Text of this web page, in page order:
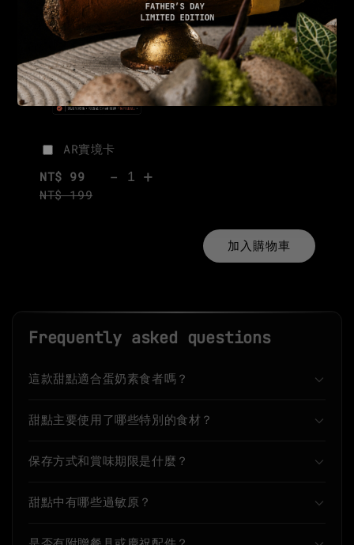
AR實境卡
NT$ 99
NT$ 199
- +
加入購物車
Frequently asked questions
這款甜點適合蛋奶素食者嗎？
甜點主要使用了哪些特別的食材？
保存方式和賞味期限是什麼？
甜點中有哪些過敏原？